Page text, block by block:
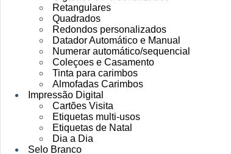
Retangulares
Quadrados
Redondos personalizados
Datador Automático e Manual
Numerar automático/sequencial
Coleçoes e Casamento
Tinta para carimbos
Almofadas Carimbos
Impressão Digital
Cartões Visita
Etiquetas multi-usos
Etiquetas de Natal
Dia a Dia
Selo Branco